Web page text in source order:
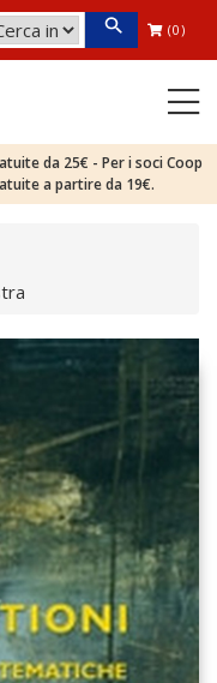
(0)
da 25€ - Per i soci Coop
a partire da 19€.